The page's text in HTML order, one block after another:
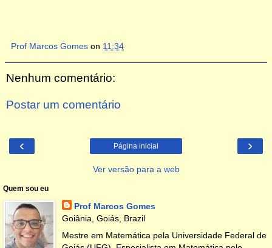
Prof Marcos Gomes on 11:34
Nenhum comentário:
Postar um comentário
‹ ›
Página inicial
Ver versão para a web
Quem sou eu
Prof Marcos Gomes
Goiânia, Goiás, Brazil
Mestre em Matemática pela Universidade Federal de